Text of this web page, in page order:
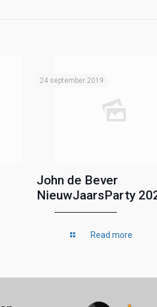
24 september 2019
John de Bever
NieuwJaarsParty
Read more